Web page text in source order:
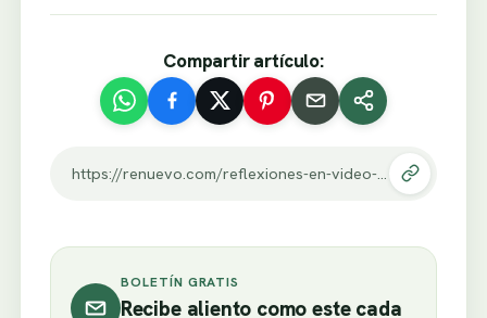
Compartir artículo:
https://renuevo.com/reflexiones-en-video-una-historia-de-amor.html
BOLETÍN GRATIS
Recibe aliento como este cada